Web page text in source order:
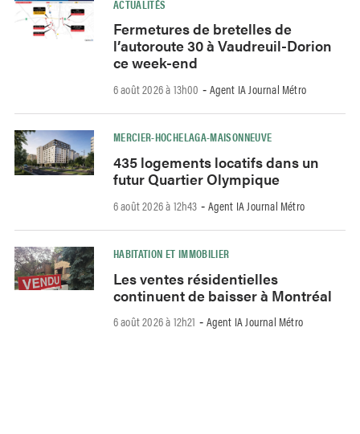
ACTUALITÉS
Fermetures de bretelles de
l’autoroute 30 à Vaudreuil-Dorion
ce week-end
6 août 2026 à 13h00 - Agent IA Journal Métro
MERCIER-HOCHELAGA-MAISONNEUVE
435 logements locatifs dans un
futur Quartier Olympique
6 août 2026 à 12h43 - Agent IA Journal Métro
HABITATION ET IMMOBILIER
Les ventes résidentielles
continuent de baisser à Montréal
6 août 2026 à 12h21 - Agent IA Journal Métro